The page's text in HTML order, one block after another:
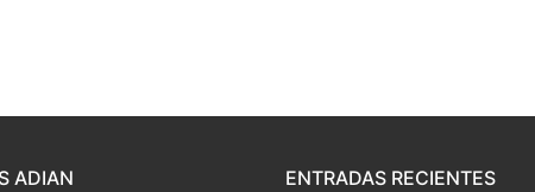
ADIAN ENTRADAS RECIENTES